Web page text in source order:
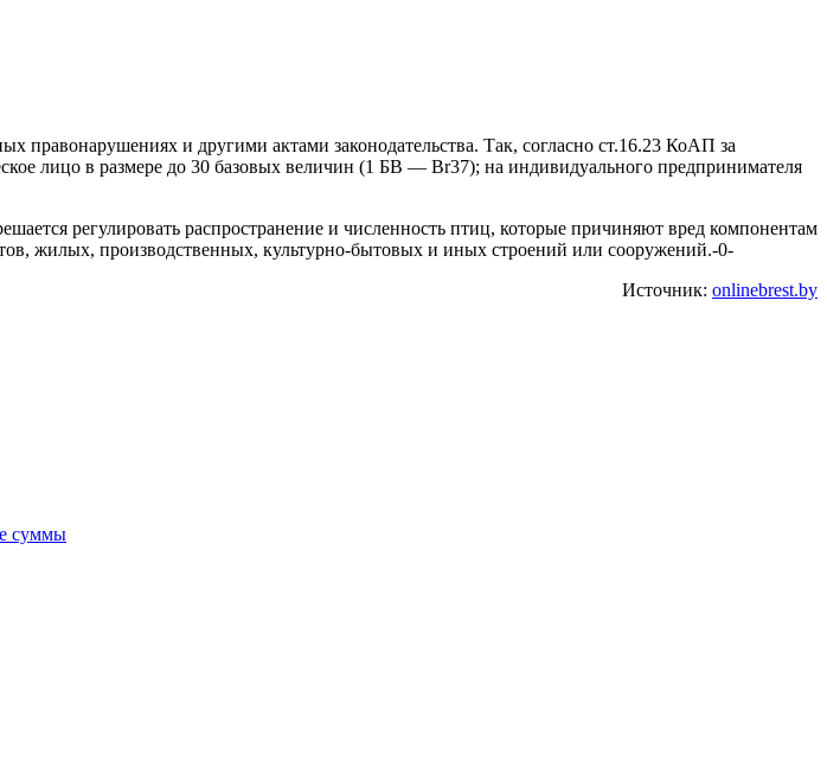
правонарушениях и другими актами законодательства. Так, согласно ст.16.23 КоАП за
лицо в размере до 30 базовых величин (1 БВ — Br37); на индивидуального предпринимателя
регулировать распространение и численность птиц, которые причиняют вред компонентам
жилых, производственных, культурно-бытовых и иных строений или сооружений.-0-
Источник: onlinebrest.by
суммы